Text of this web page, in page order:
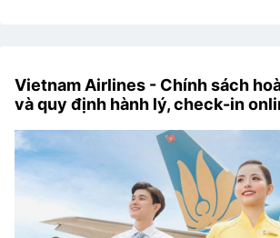
Vietnam Airlines - Chính sách
và quy định hành lý, check-in